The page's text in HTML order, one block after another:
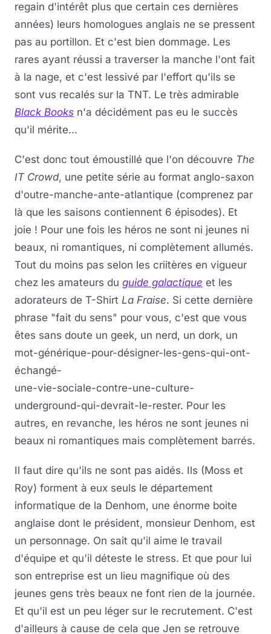
regain d'intérêt plus que certain ces dernières
années) leurs homologues anglais ne se pressent
pas au portillon. Et c'est bien dommage. Les
rares ayant réussi a traverser la manche l'ont fait
à la nage, et c'est lessivé par l'effort qu'ils se
sont vus recalés sur la TNT. Le très admirable
Black Books n'a décidément pas eu le succès
qu'il mérite...
C'est donc tout émoustillé que l'on découvre The
IT Crowd, une petite série au format anglo-saxon
d'outre-manche-ante-atlantique (comprenez par
là que les saisons contiennent 6 épisodes). Et
joie ! Pour une fois les héros ne sont ni jeunes ni
beaux, ni romantiques, ni complètement allumés.
Tout du moins pas selon les criitères en vigueur
chez les amateurs du guide galactique et les
adorateurs de T-Shirt La Fraise. Si cette dernière
phrase "fait du sens" pour vous, c'est que vous
êtes sans doute un geek, un nerd, un dork, un
mot-générique-pour-désigner-les-gens-qui-ont-
échangé-
une-vie-sociale-contre-une-culture-
underground-qui-devrait-le-rester. Pour les
autres, en revanche, les héros ne sont jeunes ni
beaux ni romantiques mais complètement barrés.
Il faut dire qu'ils ne sont pas aidés. Ils (Moss et
Roy) forment à eux seuls le département
informatique de la Denhom, une énorme boite
anglaise dont le président, monsieur Denhom, est
un personnage. On sait qu'il aime le travail
d'équipe et qu'il déteste le stress. Et que pour lui
son entreprise est un lieu magnifique où des
jeunes gens très beaux ne font rien de la journée.
Et qu'il est un peu léger sur le recrutement. C'est
d'ailleurs à cause de cela que Jen se retrouve